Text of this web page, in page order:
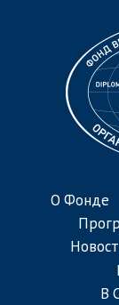
О Фонде
В